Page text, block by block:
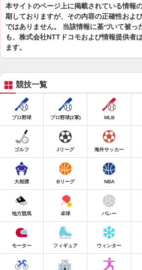
本サイトのページ上に掲載されている情報
期しておりますが、その内容の正確性およ
ではありません。 当該情報に基づいて被っ
も、株式会社NTTドコモおよび情報提供者
ます。
競技一覧
プロ野球 プロ野球(2軍) MLB
ゴルフ Jリーグ 海外サッカー
大相撲 Bリーグ NBA
地方競馬 卓球 バレー
モーター フィギュア ウィンター